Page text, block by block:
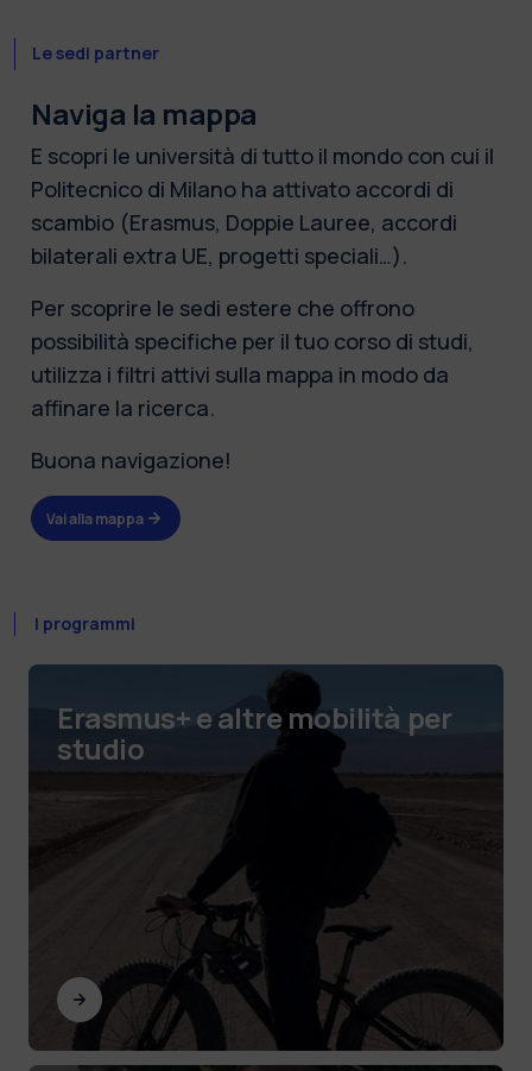
Le sedi partner
Naviga la mappa
E scopri le università di tutto il mondo con cui il
Politecnico di Milano ha attivato accordi di
scambio (Erasmus, Doppie Lauree, accordi
bilaterali extra UE, progetti speciali…).
Per scoprire le sedi estere che offrono
possibilità specifiche per il tuo corso di studi,
utilizza i filtri attivi sulla mappa in modo da
affinare la ricerca.
Buona navigazione!
Vai alla mappa
I programmi
Erasmus+ e altre mobilità per
studio